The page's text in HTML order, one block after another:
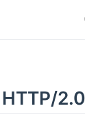
HTTP/2.0